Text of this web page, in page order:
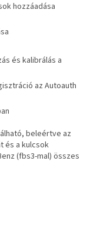
hozzáadása
és kalibrálás a
az Autoauth
beleértve az
és a kulcsok
(fbs3-mal) összes